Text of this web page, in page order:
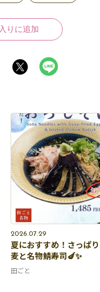
りに追加
2026.07.29
夏におすすめ！さっぱ
麦と名物鯖寿司🍆✨
田ごと